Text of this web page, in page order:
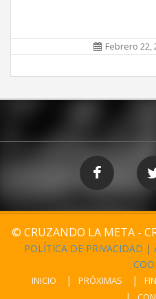
Febrero 22,
© CRUZANDO LA META -
POLÍTICA DE PRIVACIDAD |
INICIO PRÓXIMAS